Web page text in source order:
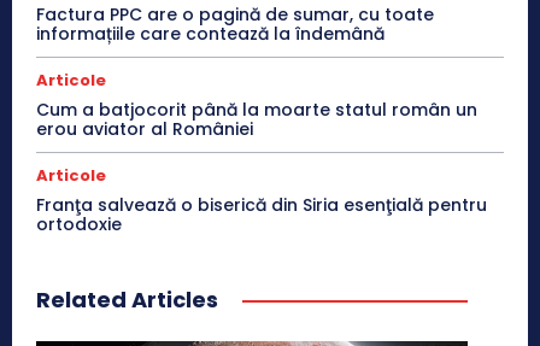
Factura PPC are o pagină de sumar, cu toate
informațiile care contează la îndemână
Articole
Cum a batjocorit până la moarte statul român un
erou aviator al României
Articole
Franţa salvează o biserică din Siria esenţială pentru
ortodoxie
Related Articles